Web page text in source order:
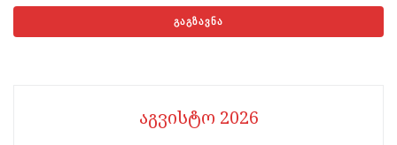
აგვისტო 2026